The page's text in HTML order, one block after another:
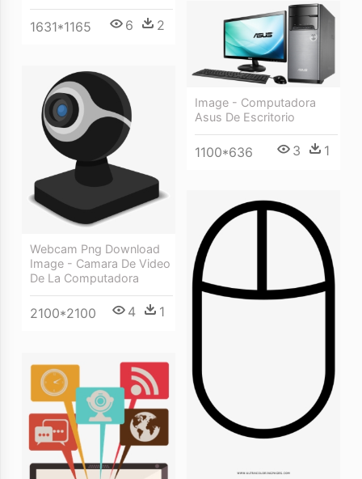
1631*1165 6 2
Image - Computadora
Asus De Escritorio
1100*636 3 1
Webcam Png Download
Image - Camara De Video
De La Computadora
2100*2100 4 1